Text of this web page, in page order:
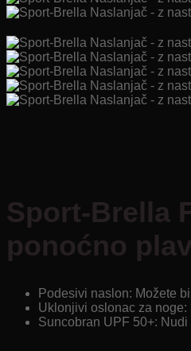
Sport-Brella
ponoćno
Podesivi naslon: Možete
Uklonjivi oslonac za
Suncobran UPF 50+: